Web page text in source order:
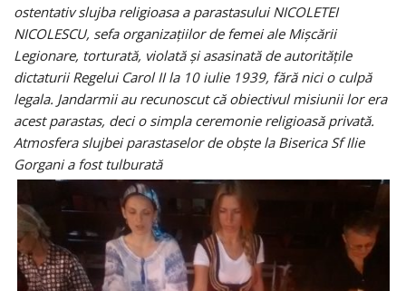
ostentativ slujba religioasa a parastasului NICOLETEI
NICOLESCU, sefa organizaţiilor de femei ale Mişcării
Legionare, torturată, violată şi asasinată de autorităţile
dictaturii Regelui Carol II la 10 iulie 1939, fără nici o culpă
legala. Jandarmii au recunoscut că obiectivul misiunii lor era
acest parastas, deci o simpla ceremonie religioasă privată.
Atmosfera slujbei parastaselor de obşte la Biserica Sf Ilie
Gorgani a fost tulburată